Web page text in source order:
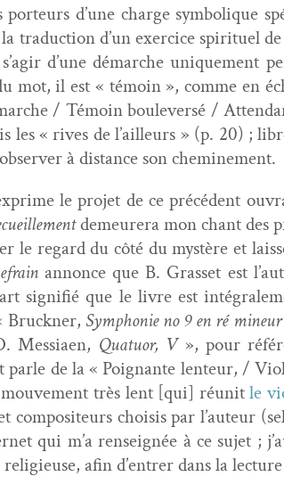
d’une charge sym­bol­ique
tra­duc­tion d’un exer­ci­ce spir­ituel
d’une démarche unique­ment
mot, il est « témoin », comme en
/ Témoin boulever­sé /
« rives de l’ailleurs » (p. 20) ;
à dis­tance son cheminement.
le pro­jet de ce précé­dent
demeur­era mon chant des
le regard du côté du mys­tère et
annonce que B. Gras­set est
sig­nifié que le livre est
Bruck­n­er, Sym­phonie no9 en ré mineur
Mes­si­aen, Quatuor, V», pour
par­le de la « Poignante lenteur, /
mou­ve­ment très lent [qui] réu­nitle
com­pos­i­teurs choi­sis par l’auteur
qui m’a ren­seignée à ce sujet ;
afin d’entrer dans la